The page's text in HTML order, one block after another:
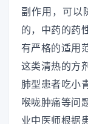
副作用，可以
的，中药的药
有严格的适用
这类清热的方
肺型患者吃小
喉咙肿痛等问
业中医师根据